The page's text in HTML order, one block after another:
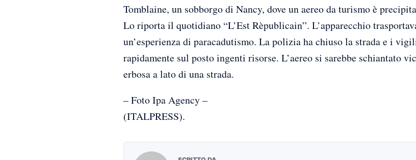
Tomblaine, un sobborgo di Nancy, dove un aereo da turismo è
Lo riporta il quotidiano “L’Est Rèpublicain”. L’apparecchio
un’esperienza di paracadutismo. La polizia ha chiuso la strada e i
rapidamente sul posto ingenti risorse. L’aereo si sarebbe schiantato
erbosa a lato di una strada.
– Foto Ipa Agency –
(ITALPRESS).